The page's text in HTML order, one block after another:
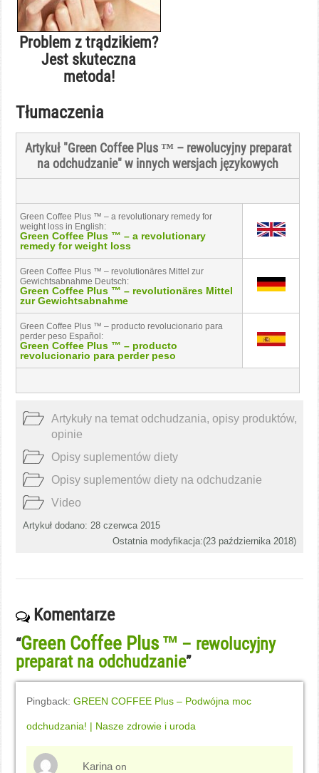
Problem z trądzikiem?
Jest skuteczna
metoda!
Tłumaczenia
Artykuł "Green Coffee Plus ™– rewolucyjny preparat
na odchudzanie" w innych wersjach językowych
Green Coffee Plus ™ – a revolutionary remedy for
weight loss in English:
Green Coffee Plus ™ – a revolutionary
remedy for weight loss
Green Coffee Plus ™ – revolutionäres Mittel zur
Gewichtsabnahme Deutsch:
Green Coffee Plus ™ – revolutionäres Mittel
zur Gewichtsabnahme
Green Coffee Plus ™ – producto revolucionario para
perder peso Español:
Green Coffee Plus ™ – producto
revolucionario para perder peso
Artykuły na temat odchudzania, opisy produktów,
opinie
Opisy suplementów diety
Opisy suplementów diety na odchudzanie
Video
Artykuł dodano: 28 czerwca 2015
Ostatnia modyfikacja:(23 października 2018)
Komentarze
“Green Coffee Plus ™ – rewolucyjny
preparat na odchudzanie”
Pingback:GREEN COFFEE Plus – Podwójna moc
odchudzania! | Nasze zdrowie i uroda
Karina on